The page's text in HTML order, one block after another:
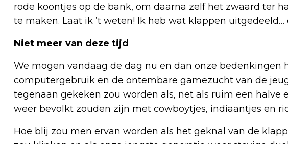
rode koontjes op de bank, om daarna zelf het zwaard ter
te maken. Laat ik ’t weten! Ik heb wat klappen uitgedeeld…
Niet meer van deze tijd
We mogen vandaag de dag nu en dan onze bedenkingen
computergebruik en de ontembare gamezucht van de
tegenaan gekeken zou worden als, net als ruim een halve
weer bevolkt zouden zijn met cowboytjes, indiaantjes en
Hoe blij zou men ervan worden als het geknal van de